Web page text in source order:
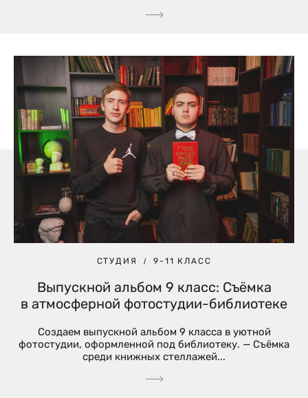
СТУДИЯ 9-11 КЛАСС
Выпускной альбом 9 класс: Съёмка
в атмосферной фотостудии-библиотеке
Создаем выпускной альбом 9 класса в уютной
фотостудии, оформленной под библиотеку. — Съёмка
среди книжных стеллажей...